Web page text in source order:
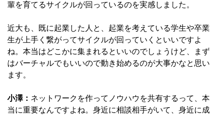
輩を育てるサイクルが回っているのを実感しました。
近大も、既に起業した人と、起業を考えている学生や卒業
生が上手く繋がってサイクルが回っていくといいですよ
ね。本当はどこかに集まれるといいのでしょうけど、まず
はバーチャルでもいいので動き始めるのが大事かなと思い
ます。
小澤： ネットワークを作ってノウハウを共有するって、本
当に重要なんですよね。身近に相談相手がいて、身近に成